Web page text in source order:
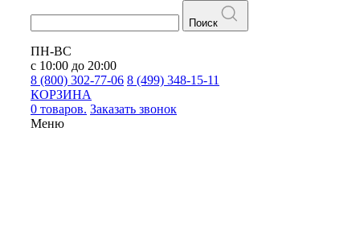
Поиск
ПН-ВС
с 10:00 до 20:00
8 (800) 302-77-06 8 (499) 348-15-11
КОРЗИНА
0 товаров. Заказать звонок
Меню